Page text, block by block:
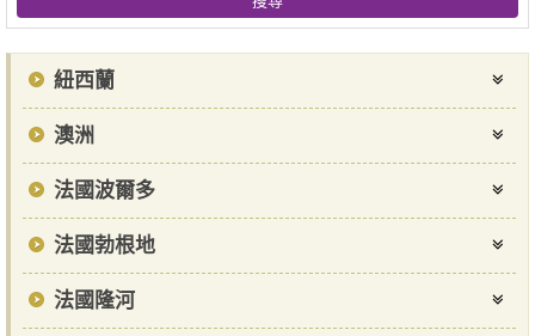
紐西蘭
澳洲
法國波爾多
法國勃根地
法國隆河